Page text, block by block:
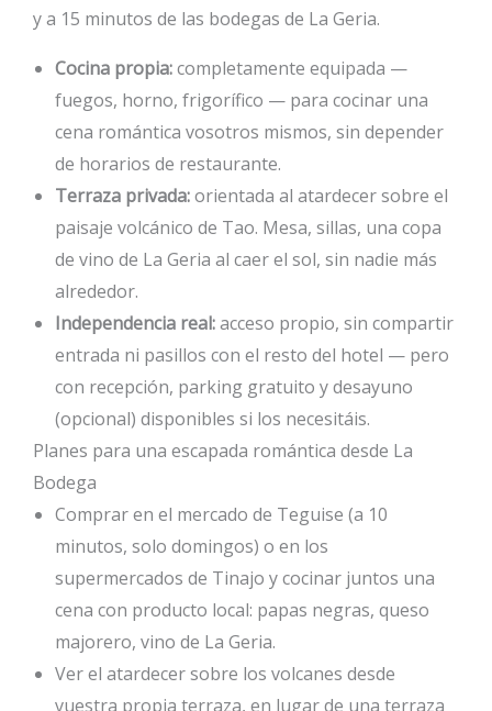
y a 15 minutos de las bodegas de La Geria.
Cocina propia:completamente equipada —
fuegos, horno, frigorífico — para cocinar una
cena romántica vosotros mismos, sin depender
de horarios de restaurante.
Terraza privada:orientada al atardecer sobre el
paisaje volcánico de Tao. Mesa, sillas, una copa
de vino de La Geria al caer el sol, sin nadie más
alrededor.
Independencia real:acceso propio, sin compartir
entrada ni pasillos con el resto del hotel — pero
con recepción, parking gratuito y desayuno
(opcional) disponibles si los necesitáis.
Planes para una escapada romántica desde La
Bodega
Comprar en el mercado de Teguise (a 10
minutos, solo domingos) o en los
supermercados de Tinajo y cocinar juntos una
cena con producto local: papas negras, queso
majorero, vino de La Geria.
Ver el atardecer sobre los volcanes desde
vuestra propia terraza, en lugar de una terraza